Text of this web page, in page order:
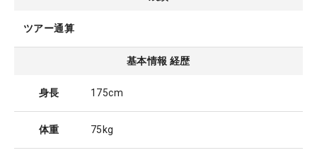
ツアー通算
基本情報 経歴
身長 175cm
体重 75kg